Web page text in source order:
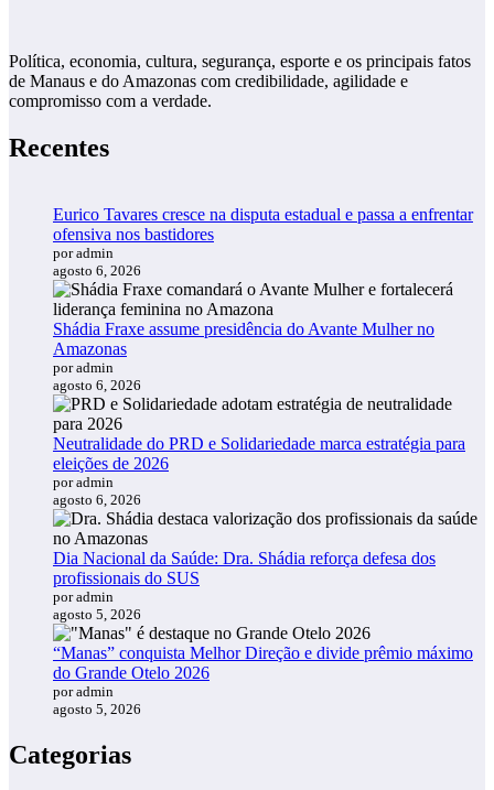
Política, economia, cultura, segurança, esporte e os principais fatos
de Manaus e do Amazonas com credibilidade, agilidade e
compromisso com a verdade.
Recentes
Eurico Tavares cresce na disputa estadual e passa a enfrentar
ofensiva nos bastidores
por admin
agosto 6, 2026
Shádia Fraxe assume presidência do Avante Mulher no
Amazonas
por admin
agosto 6, 2026
Neutralidade do PRD e Solidariedade marca estratégia para
eleições de 2026
por admin
agosto 6, 2026
Dia Nacional da Saúde: Dra. Shádia reforça defesa dos
profissionais do SUS
por admin
agosto 5, 2026
“Manas” conquista Melhor Direção e divide prêmio máximo
do Grande Otelo 2026
por admin
agosto 5, 2026
Categorias